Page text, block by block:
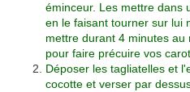
éminceur. Les mettre dans
en le faisant tourner sur lui
mettre durant 4 minutes
pour faire précuire vos
Déposer les tagliatelles et
cocotte et verser par